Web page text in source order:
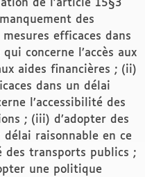
de l’article 15§3
des
efficaces dans
concerne l’accès aux
aides financières ; (ii)
dans un délai
l’accessibilité des
; (iii) d’adopter des
délai raisonnable en ce
des transports publics ;
une politique